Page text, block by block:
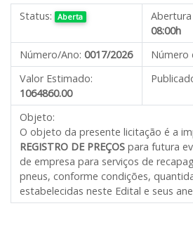
Status: Aberta Abertura
08:00h
Número/Ano: 0017/2026 Número
Valor Estimado:
1064860.00
Objeto:
O objeto da presente licitação é a
REGISTRO DE PREÇOS para futura
de empresa para serviços de
pneus, conforme condições,
estabelecidas neste Edital e seus